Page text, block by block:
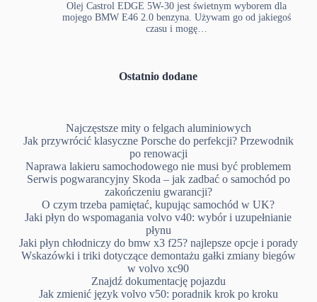
Olej Castrol EDGE 5W-30 jest świetnym wyborem dla
mojego BMW E46 2.0 benzyna. Używam go od jakiegoś
czasu i mogę…
Ostatnio dodane
Najczęstsze mity o felgach aluminiowych
Jak przywrócić klasyczne Porsche do perfekcji? Przewodnik
po renowacji
Naprawa lakieru samochodowego nie musi być problemem
Serwis pogwarancyjny Skoda – jak zadbać o samochód po
zakończeniu gwarancji?
O czym trzeba pamiętać, kupując samochód w UK?
Jaki płyn do wspomagania volvo v40: wybór i uzupełnianie
płynu
Jaki płyn chłodniczy do bmw x3 f25? najlepsze opcje i porady
Wskazówki i triki dotyczące demontażu gałki zmiany biegów
w volvo xc90
Znajdź dokumentację pojazdu
Jak zmienić język volvo v50: poradnik krok po kroku